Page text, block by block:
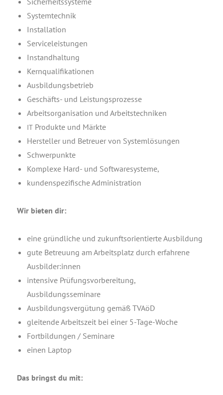
Sys­tem­tech­nik
Instal­la­ti­on
Ser­vice­leis­tun­gen
Instand­hal­tung
Kern­qua­li­fi­ka­tio­nen
Aus­bil­dungs­be­trieb
Geschäfts- und Leistungsprozesse
Arbeits­or­ga­ni­sa­ti­on und Arbeitstechniken
IT Pro­duk­te und Märkte
Her­stel­ler und Betreu­er von Systemlösungen
Schwer­punk­te
Kom­ple­xe Hard- und Softwaresysteme,
kun­den­spe­zi­fi­sche Administration
Wir bie­ten dir:
eine gründ­li­che und zukunfts­ori­en­tier­te Ausbildung
gute Betreu­ung am Arbeits­platz durch erfah­re­ne
Ausbilder:innen
inten­si­ve Prü­fungs­vor­be­rei­tung,
Ausbildungsseminare
Aus­bil­dungs­ver­gü­tung gemäß TVAöD
glei­ten­de Arbeits­zeit bei einer 5‑Ta­ge-Woche
Fort­bil­dun­gen / Seminare
einen Lap­top
Das bringst du mit: